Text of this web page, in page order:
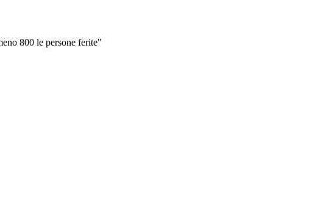
800 le persone ferite"